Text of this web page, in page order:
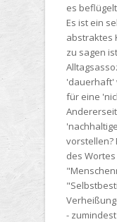
es
Es ist ein
abstraktes
zu sagen
'dauerhaft'
für eine
vorstellen?
des
-